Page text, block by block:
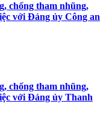
chống tham nhũng,
với Đảng ủy Công an
chống tham nhũng,
với Đảng ủy Thanh